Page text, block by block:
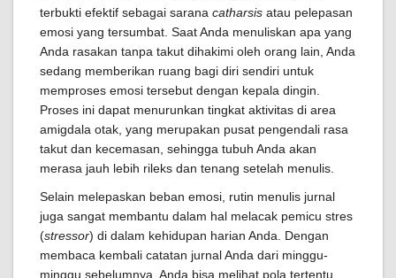
terbukti efektif sebagai sarana catharsis atau pelepasan
emosi yang tersumbat. Saat Anda menuliskan apa yang
Anda rasakan tanpa takut dihakimi oleh orang lain, Anda
sedang memberikan ruang bagi diri sendiri untuk
memproses emosi tersebut dengan kepala dingin.
Proses ini dapat menurunkan tingkat aktivitas di area
amigdala otak, yang merupakan pusat pengendali rasa
takut dan kecemasan, sehingga tubuh Anda akan
merasa jauh lebih rileks dan tenang setelah menulis.
Selain melepaskan beban emosi, rutin menulis jurnal
juga sangat membantu dalam hal melacak pemicu stres
(stressor) di dalam kehidupan harian Anda. Dengan
membaca kembali catatan jurnal Anda dari minggu-
minggu sebelumnya, Anda bisa melihat pola tertentu,